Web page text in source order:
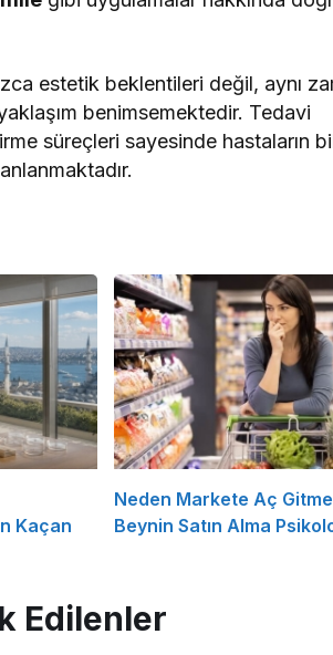
estetik beklentileri değil, aynı
benimsemektedir. Tedavi
süreçleri sayesinde hastaların
Kaçan
Neden Markete Aç
Beynin Satın Alma
Edilenler